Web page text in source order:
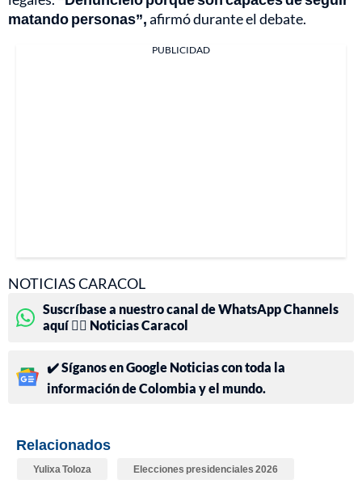
matando personas”,afirmó durante el debate.
PUBLICIDAD
NOTICIAS CARACOL
Suscríbase a nuestro canal de WhatsApp Channels
aquí 👉🏻 Noticias Caracol
✔️ Síganos en Google Noticias con toda la
información de Colombia y el mundo.
Relacionados
Yulixa Toloza Elecciones presidenciales 2026